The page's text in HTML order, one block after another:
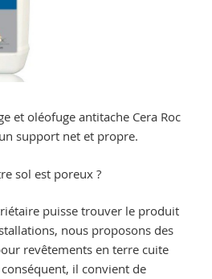
et oléofuge antitache Cera Roc
support net et propre.
sol est poreux ?
puisse trouver le produit
nous proposons des
revêtements en terre cuite
il convient de